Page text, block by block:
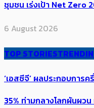
ชุมชน เร่งเป้า​ Net Zero
6 August 2026
TOP STORIES
‘เอสซีจี’ ผลประกอบการ
35% ท่ามกลางโลกผันผว